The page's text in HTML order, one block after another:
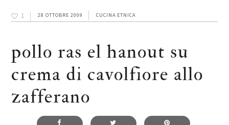
1 28 OTTOBRE 2009 CUCINA ETNICA
pollo ras el hanout su
crema di cavolfiore allo
zafferano